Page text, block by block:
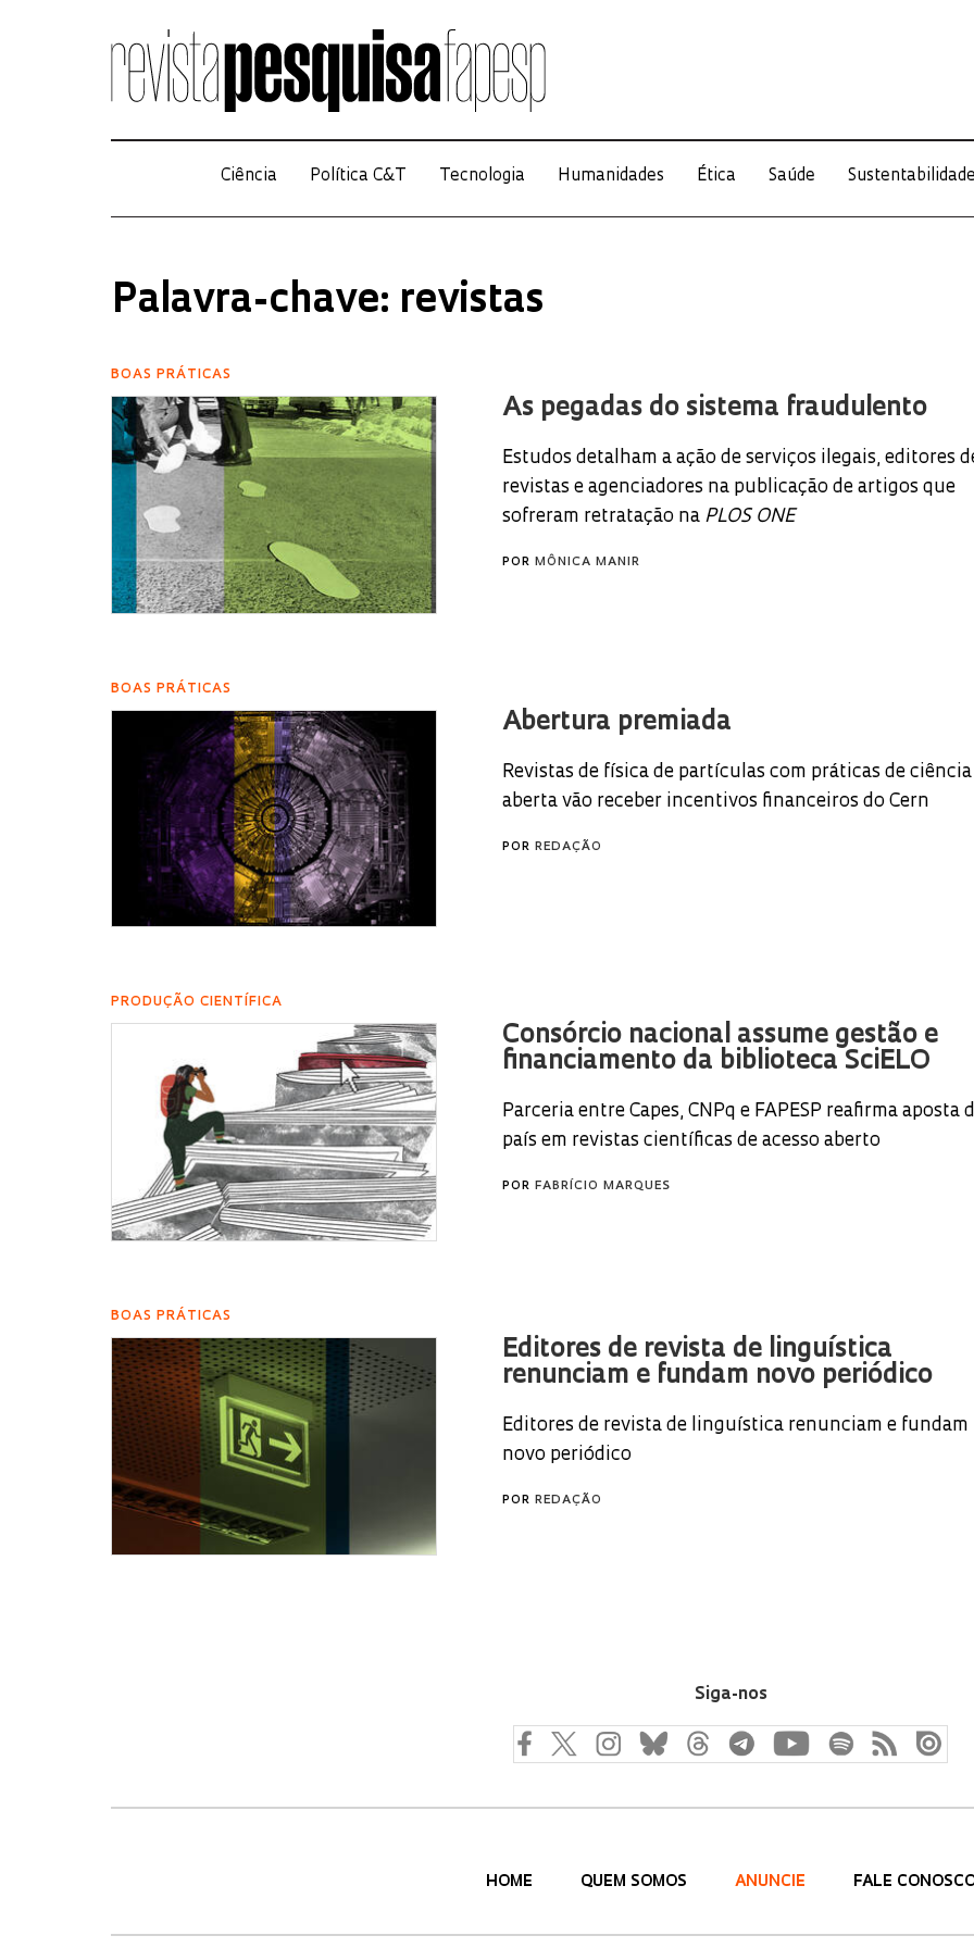
Ciência Política C&T Tecnologia Humanidades Ética Saúde
Palavra-chave: revistas
BOAS PRÁTICAS
As pegadas do sistema fraudulento
Estudos detalham a ação de serviços ilegais, editores
revistas e agenciadores na publicação de artigos que
sofreram retratação na PLOS ONE
POR MÔNICA MANIR
BOAS PRÁTICAS
Abertura premiada
Revistas de física de partículas com práticas de ciência
aberta vão receber incentivos financeiros do Cern
POR REDAÇÃO
PRODUÇÃO CIENTÍFICA
Consórcio nacional assume gestão e
financiamento da biblioteca SciELO
Parceria entre Capes, CNPq e FAPESP reafirma aposta
país em revistas científicas de acesso aberto
POR FABRÍCIO MARQUES
BOAS PRÁTICAS
Editores de revista de linguística
renunciam e fundam novo periódico
Editores de revista de linguística renunciam e fundam
novo periódico
POR REDAÇÃO
Siga-nos
HOME QUEM SOMOS ANUNCIE FALE